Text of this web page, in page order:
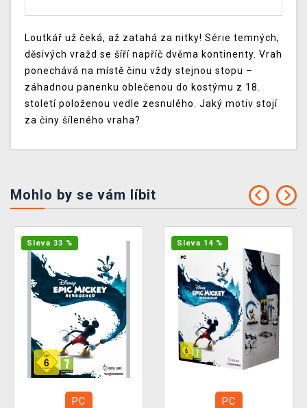
Loutkář už čeká, až zatahá za nitky! Série temných,
děsivých vražd se šíří napříč dvěma kontinenty. Vrah
ponechává na místě činu vždy stejnou stopu –
záhadnou panenku oblečenou do kostýmu z 18.
století položenou vedle zesnulého. Jaký motiv stojí
za činy šíleného vraha?
Mohlo by se vám líbit
Sleva 33 %
PC
Sleva 14 %
PC